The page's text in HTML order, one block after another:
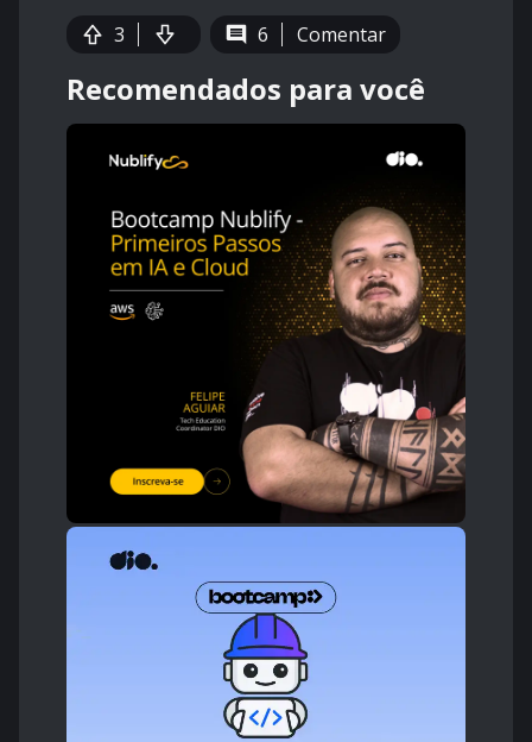
3 6 Comentar
Recomendados para você